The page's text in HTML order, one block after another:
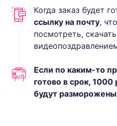
Когда заказ будет
ссылку на почту,
посмотреть,
Если по каким-то
готово в срок, 1000
будут разморожены